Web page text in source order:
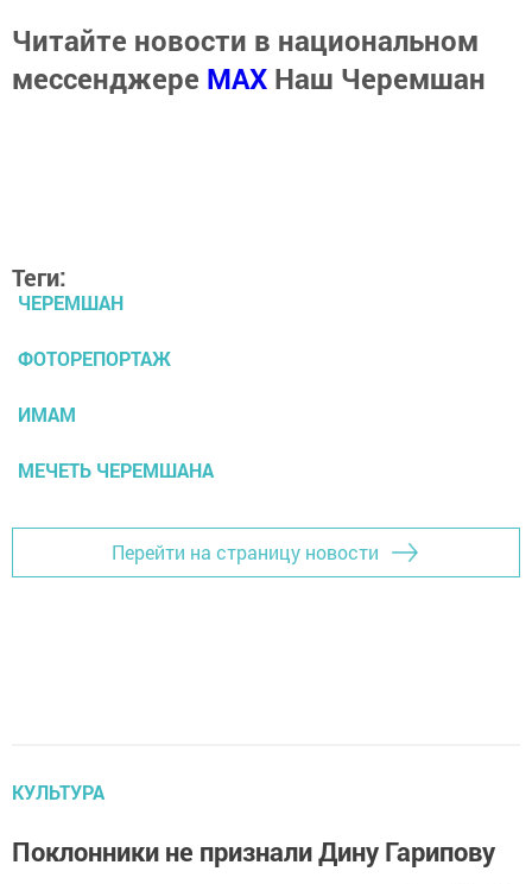
Читайте новости в национальном
мессенджере MАХ Наш Черемшан
Теги:
ЧЕРЕМШАН
ФОТОРЕПОРТАЖ
ИМАМ
МЕЧЕТЬ ЧЕРЕМШАНА
Перейти на страницу новости
КУЛЬТУРА
Поклонники не признали Дину Гарипову